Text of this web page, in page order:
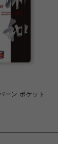
ーン ポケット